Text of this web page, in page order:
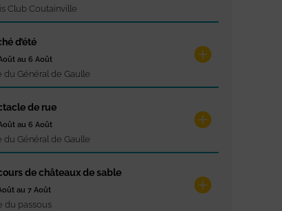
Club Coutainville
d’été
au 6 Août
du Général de Gaulle
de rue
au 6 Août
du Général de Gaulle
de châteaux de sable
au 7 Août
du passous